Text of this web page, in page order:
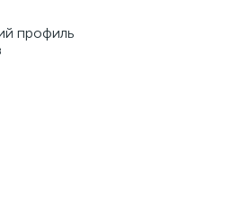
профиль